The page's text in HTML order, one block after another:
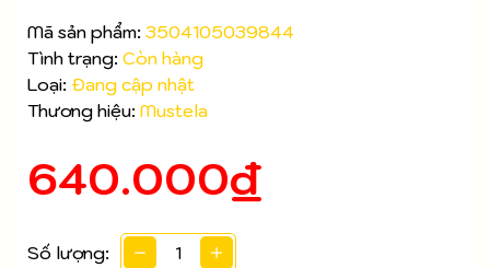
Mã sản phẩm: 3504105039844
Tình trạng: Còn hàng
Loại: Đang cập nhật
Thương hiệu: Mustela
640.000₫
Số lượng:
Mã giảm giá:
Ngày hết hạn: